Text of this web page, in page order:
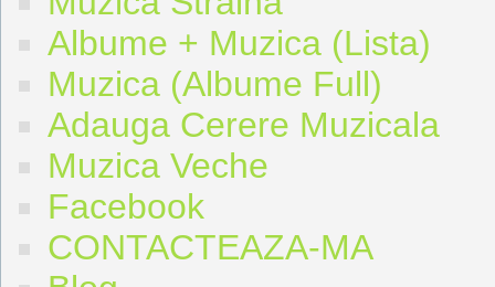
Albume + Muzica (Lista)
Muzica (Albume Full)
Adauga Cerere Muzicala
Muzica Veche
Facebook
CONTACTEAZA-MA